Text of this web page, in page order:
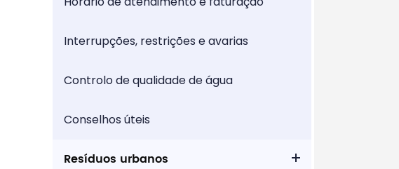
Interrupções, restrições e avarias
Controlo de qualidade de água
Conselhos úteis
Resíduos urbanos